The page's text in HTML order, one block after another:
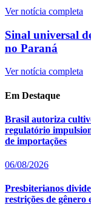
Ver notícia completa
Sinal universal
no Paraná
Ver notícia completa
Em Destaque
Brasil autoriza
regulatório
de importações
06/08/2026
Presbiterianos
restrições de gênero